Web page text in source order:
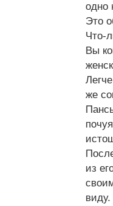
одно
Это
Что-
Вы
же
из
виду.